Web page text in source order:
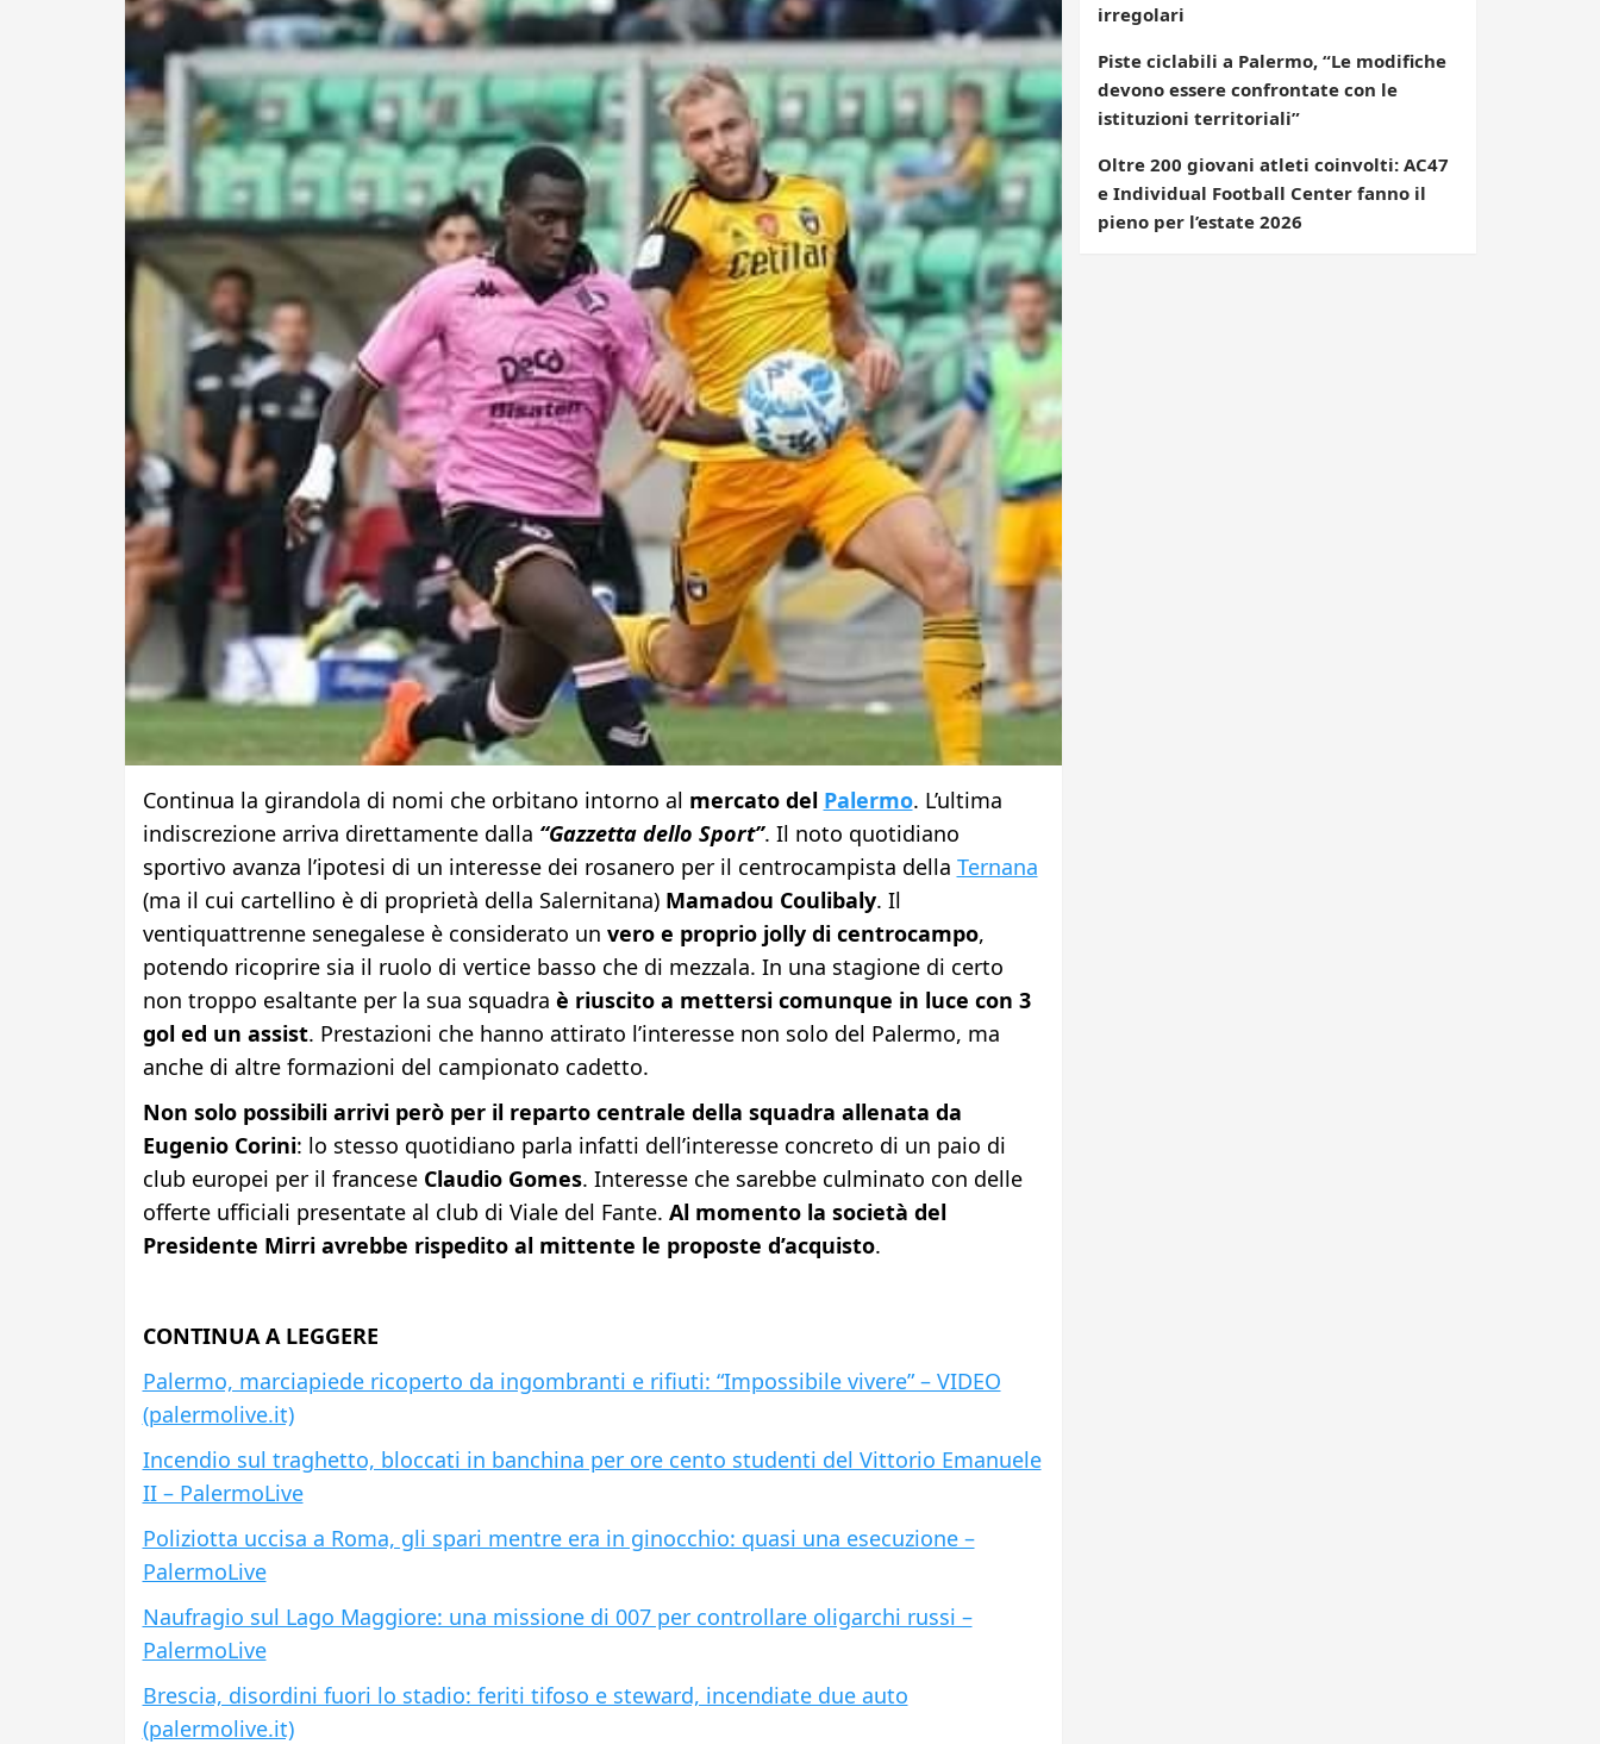
Continua la girandola di nomi che orbitano intorno al mercato del Palermo. L’ultima
indiscrezione arriva direttamente dalla “Gazzetta dello Sport”. Il noto quotidiano
sportivo avanza l’ipotesi di un interesse dei rosanero per il centrocampista della Ternana
(ma il cui cartellino è di proprietà della Salernitana) Mamadou Coulibaly. Il
ventiquattrenne senegalese è considerato un vero e proprio jolly di centrocampo,
potendo ricoprire sia il ruolo di vertice basso che di mezzala. In una stagione di certo
non troppo esaltante per la sua squadra è riuscito a mettersi comunque in luce con 3
gol ed un assist. Prestazioni che hanno attirato l’interesse non solo del Palermo, ma
anche di altre formazioni del campionato cadetto.
Non solo possibili arrivi però per il reparto centrale della squadra allenata da
Eugenio Corini: lo stesso quotidiano parla infatti dell’interesse concreto di un paio di
club europei per il francese Claudio Gomes. Interesse che sarebbe culminato con delle
offerte ufficiali presentate al club di Viale del Fante. Al momento la società del
Presidente Mirri avrebbe rispedito al mittente le proposte d’acquisto.
CONTINUA A LEGGERE
Palermo, marciapiede ricoperto da ingombranti e rifiuti: “Impossibile vivere” – VIDEO
(palermolive.it)
Incendio sul traghetto, bloccati in banchina per ore cento studenti del Vittorio Emanuele
II – PalermoLive
Poliziotta uccisa a Roma, gli spari mentre era in ginocchio: quasi una esecuzione –
PalermoLive
Naufragio sul Lago Maggiore: una missione di 007 per controllare oligarchi russi –
PalermoLive
Brescia, disordini fuori lo stadio: feriti tifoso e steward, incendiate due auto
(palermolive.it)
irregolari
Piste ciclabili a Palermo, “Le modifiche
devono essere confrontate con le
istituzioni territoriali”
Oltre 200 giovani atleti coinvolti: AC47
e Individual Football Center fanno il
pieno per l’estate 2026